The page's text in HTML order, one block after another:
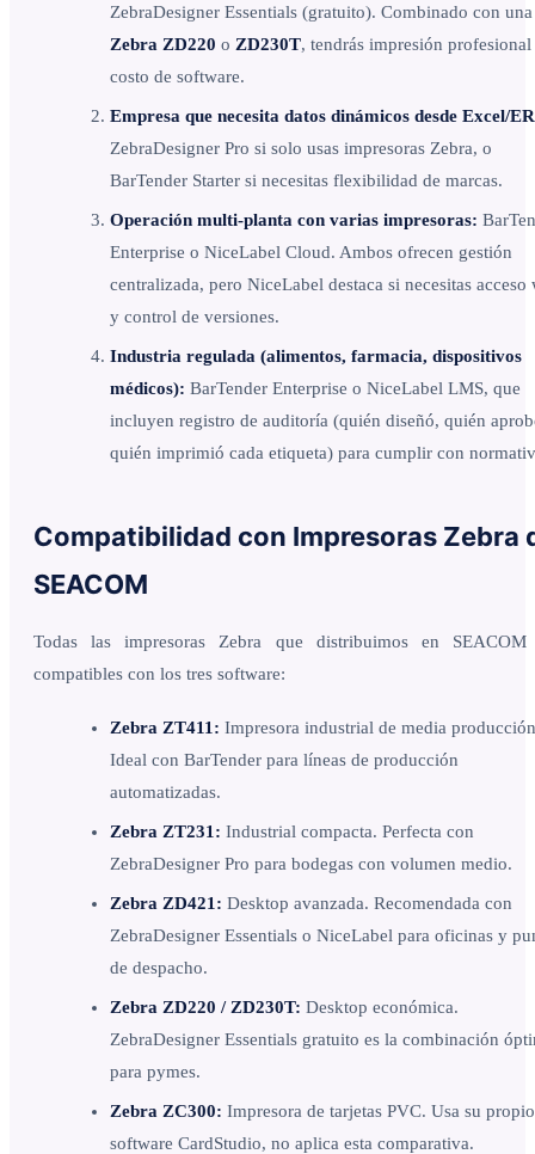
ZebraDesigner Essentials (gratuito). Combinado con una
Zebra ZD220 o ZD230T, tendrás impresión profesional
costo de software.
Empresa que necesita datos dinámicos desde Excel/
ZebraDesigner Pro si solo usas impresoras Zebra, o
BarTender Starter si necesitas flexibilidad de marcas.
Operación multi-planta con varias impresoras:
Enterprise o NiceLabel Cloud. Ambos ofrecen gestión
centralizada, pero NiceLabel destaca si necesitas acceso
y control de versiones.
Industria regulada (alimentos, farmacia, dispositivos
médicos): BarTender Enterprise o NiceLabel LMS, que
incluyen registro de auditoría (quién diseñó, quién
quién imprimió cada etiqueta) para cumplir con
Compatibilidad con Impresoras Zebra
SEACOM
Todas las impresoras Zebra que distribuimos en SEACOM
compatibles con los tres software:
Zebra ZT411: Impresora industrial de media
Ideal con BarTender para líneas de producción
automatizadas.
Zebra ZT231: Industrial compacta. Perfecta con
ZebraDesigner Pro para bodegas con volumen medio.
Zebra ZD421: Desktop avanzada. Recomendada con
ZebraDesigner Essentials o NiceLabel para oficinas y
de despacho.
Zebra ZD220 / ZD230T: Desktop económica.
ZebraDesigner Essentials gratuito es la combinación
para pymes.
Zebra ZC300: Impresora de tarjetas PVC. Usa su propio
software CardStudio, no aplica esta comparativa.